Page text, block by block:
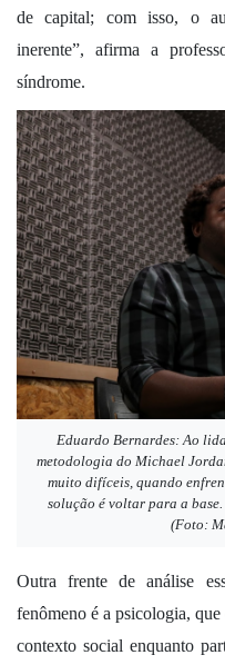
de capital; com isso, o
inerente”, afirma a
síndrome.
Eduardo Bernardes: Ao
metodologia do Michael
muito difíceis, quando
solução é voltar para a
(Foto:
Outra frente de análise
fenômeno é a psicologia,
contexto social enquanto